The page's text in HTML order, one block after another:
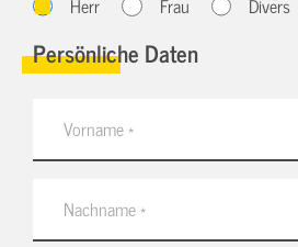
Herr
Frau Divers
Persönliche Daten